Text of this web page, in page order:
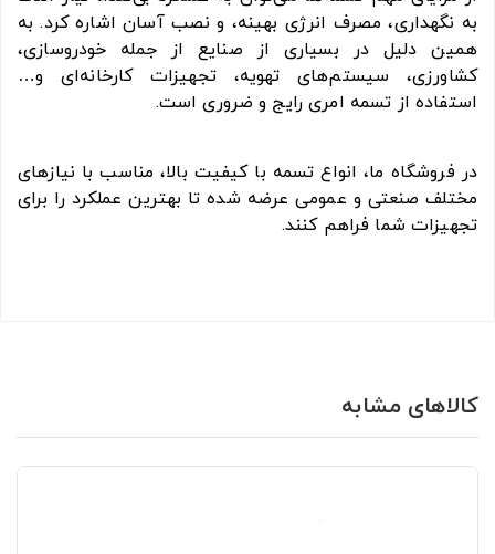
به نگهداری، مصرف انرژی بهینه، و نصب آسان اشاره کرد. به
همین دلیل در بسیاری از صنایع از جمله خودروسازی،
کشاورزی، سیستم‌های تهویه، تجهیزات کارخانه‌ای و…
استفاده از تسمه امری رایج و ضروری است.
در فروشگاه ما، انواع تسمه با کیفیت بالا، مناسب با نیازهای
مختلف صنعتی و عمومی عرضه شده تا بهترین عملکرد را برای
تجهیزات شما فراهم کنند.
کالاهای مشابه